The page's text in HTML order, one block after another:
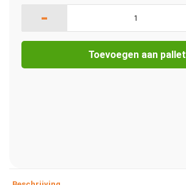
-
Toevoegen aan pallet